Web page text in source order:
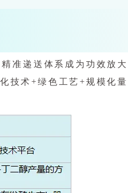
准递送体系成为功效放大
技术+绿色工艺+规模化量